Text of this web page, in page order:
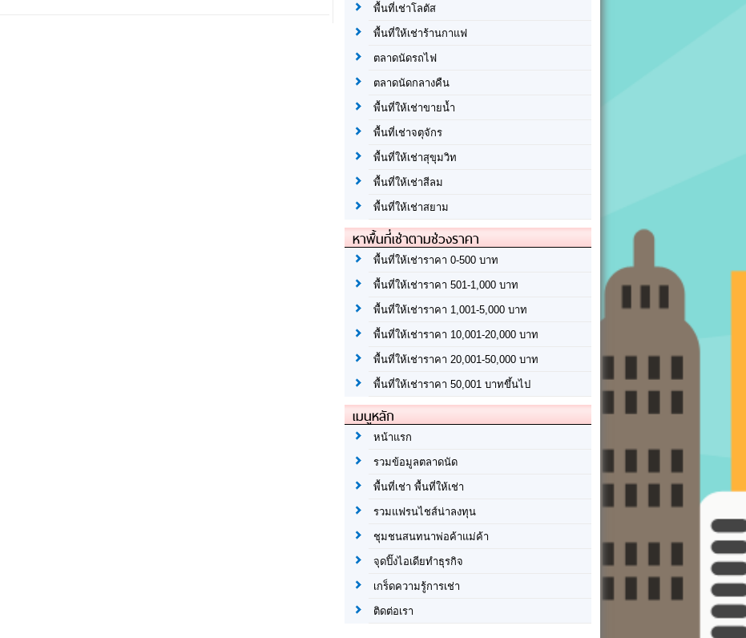
พื้นที่เช่าโลตัส
พื้นที่ให้เช่าร้านกาแฟ
ตลาดนัดรถไฟ
ตลาดนัดกลางคืน
พื้นที่ให้เช่าขายน้ำ
พื้นที่เช่าจตุจักร
พื้นที่ให้เช่าสุขุมวิท
พื้นที่ให้เช่าสีลม
พื้นที่ให้เช่าสยาม
หาพื้นที่เช่าตามช่วงราคา
พื้นที่ให้เช่าราคา 0-500 บาท
พื้นที่ให้เช่าราคา 501-1,000 บาท
พื้นที่ให้เช่าราคา 1,001-5,000 บาท
พื้นที่ให้เช่าราคา 10,001-20,000 บาท
พื้นที่ให้เช่าราคา 20,001-50,000 บาท
พื้นที่ให้เช่าราคา 50,001 บาทขึ้นไป
เมนูหลัก
หน้าแรก
รวมข้อมูลตลาดนัด
พื้นที่เช่า พื้นที่ให้เช่า
รวมแฟรนไชส์น่าลงทุน
ชุมชนสนทนาพ่อค้าแม่ค้า
จุดปิ๊งไอเดียทำธุรกิจ
เกร็ดความรู้การเช่า
ติดต่อเรา